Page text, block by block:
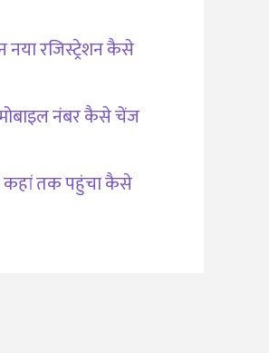
नया रजिस्ट्रेशन कैसे
नंबर कैसे चेंज
कहां तक पहुंचा कैसे